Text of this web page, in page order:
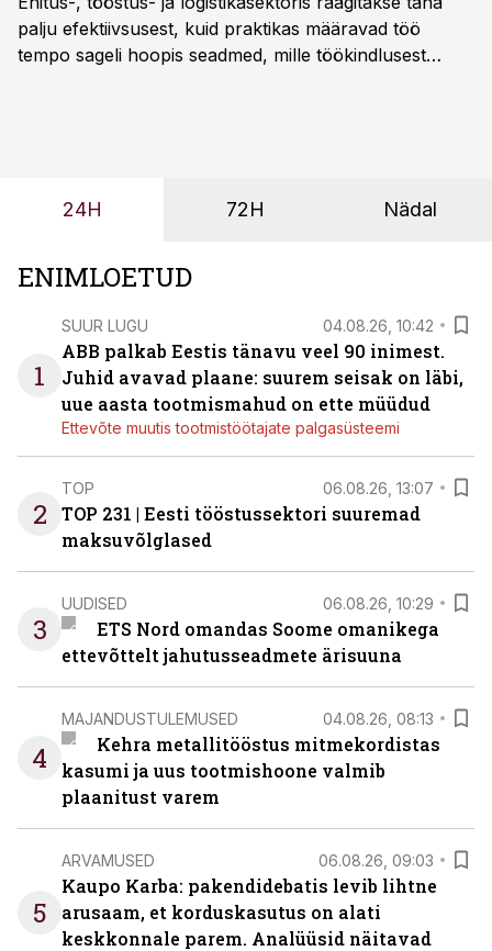
palju efektiivsusest, kuid praktikas määravad töö
tempo sageli hoopis seadmed, mille töökindlusest
24H 72H Nädal
ENIMLOETUD
1
SUUR LUGU 04.08.26, 10:42
ABB palkab Eestis tänavu veel 90 inimest.
Juhid avavad plaane: suurem seisak on läbi,
uue aasta tootmismahud on ette müüdud
Ettevõte muutis tootmistöötajate palgasüsteemi
2
TOP 06.08.26, 13:07
TOP 231 | Eesti tööstussektori suuremad
maksuvõlglased
3
UUDISED 06.08.26, 10:29
ETS Nord omandas Soome omanikega
ettevõttelt jahutusseadmete ärisuuna
4
MAJANDUSTULEMUSED 04.08.26, 08:13
Kehra metallitööstus mitmekordistas
kasumi ja uus tootmishoone valmib
plaanitust varem
5
ARVAMUSED 06.08.26, 09:03
Kaupo Karba: pakendidebatis levib lihtne
arusaam, et korduskasutus on alati
keskkonnale parem. Analüüsid näitavad